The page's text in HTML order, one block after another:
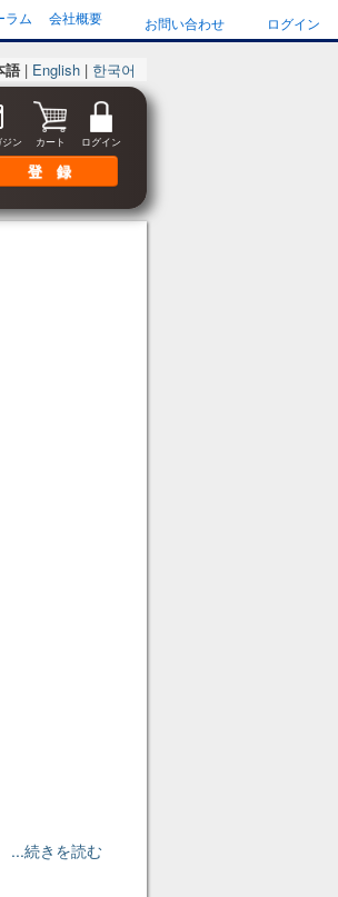
ラム 会社概要 お問い合わせ ログイン
語| English | 한국어
登 録
ログイン
カート
ン
...続きを読む